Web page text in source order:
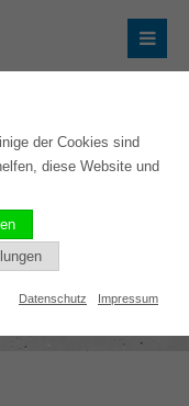
der Cookies sind
diese Website und
Datenschutz Impressum